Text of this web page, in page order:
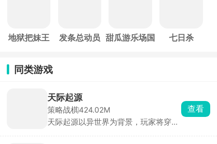
地狱把妹王 发条总动员
甜瓜游乐场国
七日杀
同类游戏
天际起源
策略战棋424.02M
天际起源以异世界为背景，玩家将穿越
查看